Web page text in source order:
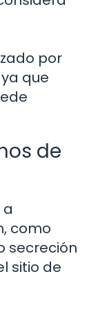
por
que
de
como
secreción
sitio de